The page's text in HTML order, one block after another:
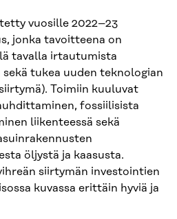
vuosille 2022–23
jonka tavoitteena on
tavalla irtautumista
tukea uuden teknologian
Toimiin kuuluvat
fossiilisista
liikenteessä sekä
öljystä ja kaasusta.
siirtymän investointien
kuvassa erittäin hyviä ja